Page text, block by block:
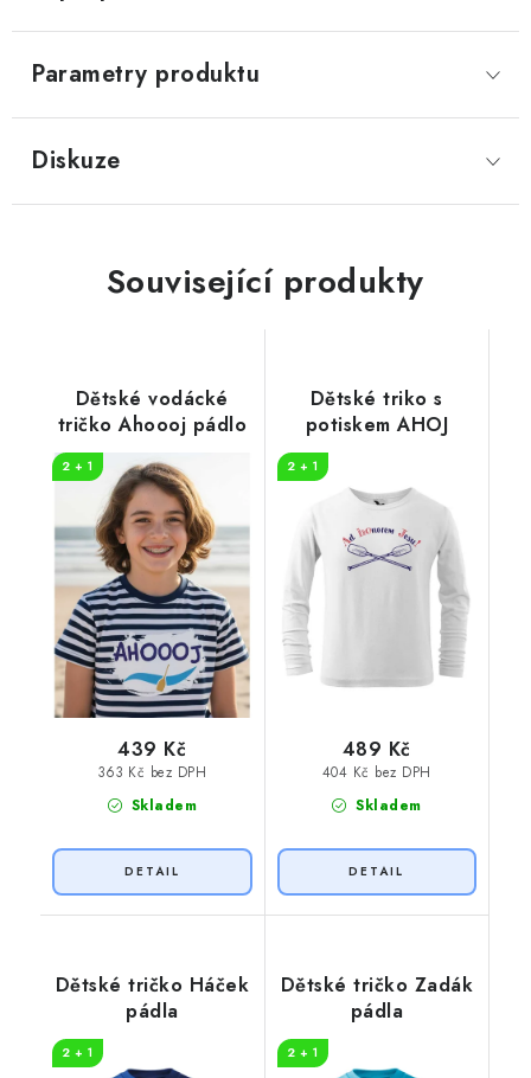
Parametry produktu
Diskuze
Související produkty
Dětské vodácké
tričko Ahoooj pádlo
2 + 1
Skladem
363 Kč bez DPH
439 Kč
Dětské triko s
potiskem AHOJ
2 + 1
Skladem
404 Kč bez DPH
489 Kč
Dětské tričko Háček
pádla
2 + 1
Dětské tričko Zadák
pádla
2 + 1